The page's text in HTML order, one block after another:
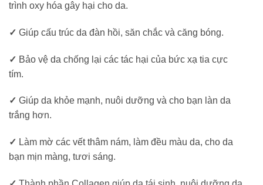
trình oxy hóa gây hại cho da.
✓ Giúp cấu trúc da đàn hồi, săn chắc và căng bóng.
✓ Bảo vệ da chống lại các tác hại của bức xạ tia cực
tím.
✓ Giúp da khỏe mạnh, nuôi dưỡng và cho bạn làn da
trắng hơn.
✓ Làm mờ các vết thâm nám, làm đều màu da, cho da
bạn mịn màng, tươi sáng.